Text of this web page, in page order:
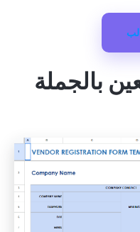
بالجملة